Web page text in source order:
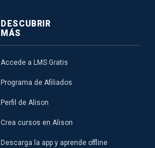
DESCUBRIR
MÁS
Accede a LMS Gratis
Programa de Afiliados
Perfil de Alison
Crea cursos en Alison
Descarga la app y aprende offline